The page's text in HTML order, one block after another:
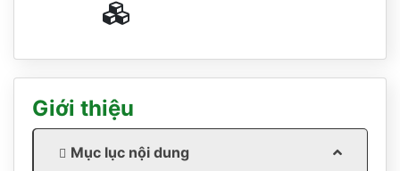
Giới thiệu
Mục lục nội dung